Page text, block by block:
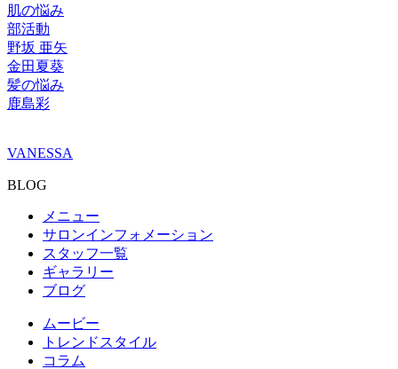
肌の悩み
部活動
野坂 亜矢
金田夏葵
髪の悩み
鹿島彩
VANESSA
BLOG
メニュー
サロンインフォメーション
スタッフ一覧
ギャラリー
ブログ
ムービー
トレンドスタイル
コラム